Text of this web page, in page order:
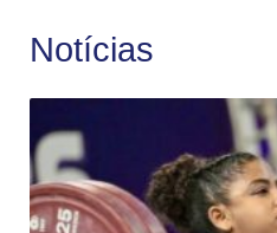
Notícias